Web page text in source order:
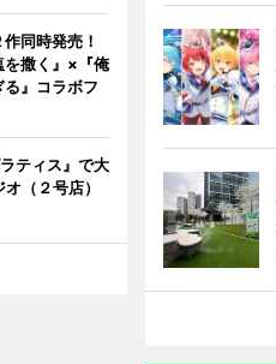
同時発売！
を撒く』×『俺
』コラボフ
ティス』で大
（２号店）